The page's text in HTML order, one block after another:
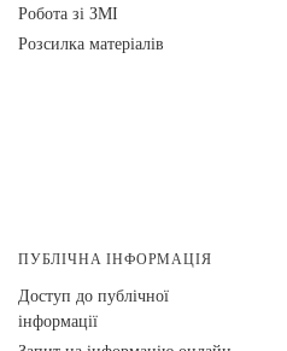
Робота зі ЗМІ
Розсилка матеріалів
ПУБЛІЧНА ІНФОРМАЦІЯ
Доступ до публічної
інформації